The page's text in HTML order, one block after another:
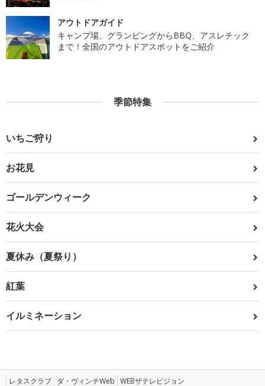
アウトドアガイド
キャンプ場、グランピングからBBQ、アスレチック
まで！全国のアウトドアスポットをご紹介
季節特集
いちご狩り
お花見
ゴールデンウィーク
花火大会
夏休み（夏祭り）
紅葉
イルミネーション
レタスクラブ ダ・ヴィンチWeb WEBザテレビジョン